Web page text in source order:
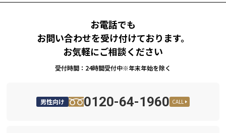
お電話でも
お問い合わせを受け付けております。
お気軽にご相談ください
受付時間：24時間受付中※年末年始を除く
男性向け 0120-64-1960 CALL